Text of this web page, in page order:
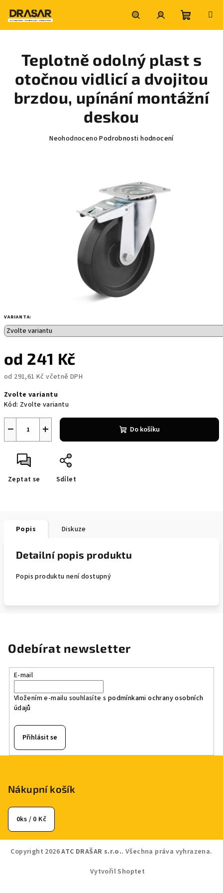
obsah
HledatPřihlášeníNákupní
košík
VARIANTA:
od 241 Kč
od 291,61 Kč včetně DPH
cena:
Zvolte variantu
Kód: Zvolte variantu
+
− Do košíku
Zeptat se Sdílet
Teplotně odolný plast s
otočnou vidlicí a dvojitou
brzdou, upínání montážní
deskou
Průměrné
hvězdiček.
Neohodnoceno Podrobnosti hodnocení
Popis Diskuze
Detailní popis produktu
Popis produktu není dostupný
Odebírat newsletter
E-mail
Vložením e-mailu souhlasíte s podmínkami ochrany osobních
údajů
Přihlásit se
Nákupní košík
0ks / 0 Kč
Copyright 2026ATC DRAŠAR s.r.o.. Všechna práva vyhrazena.
Vytvořil Shoptet